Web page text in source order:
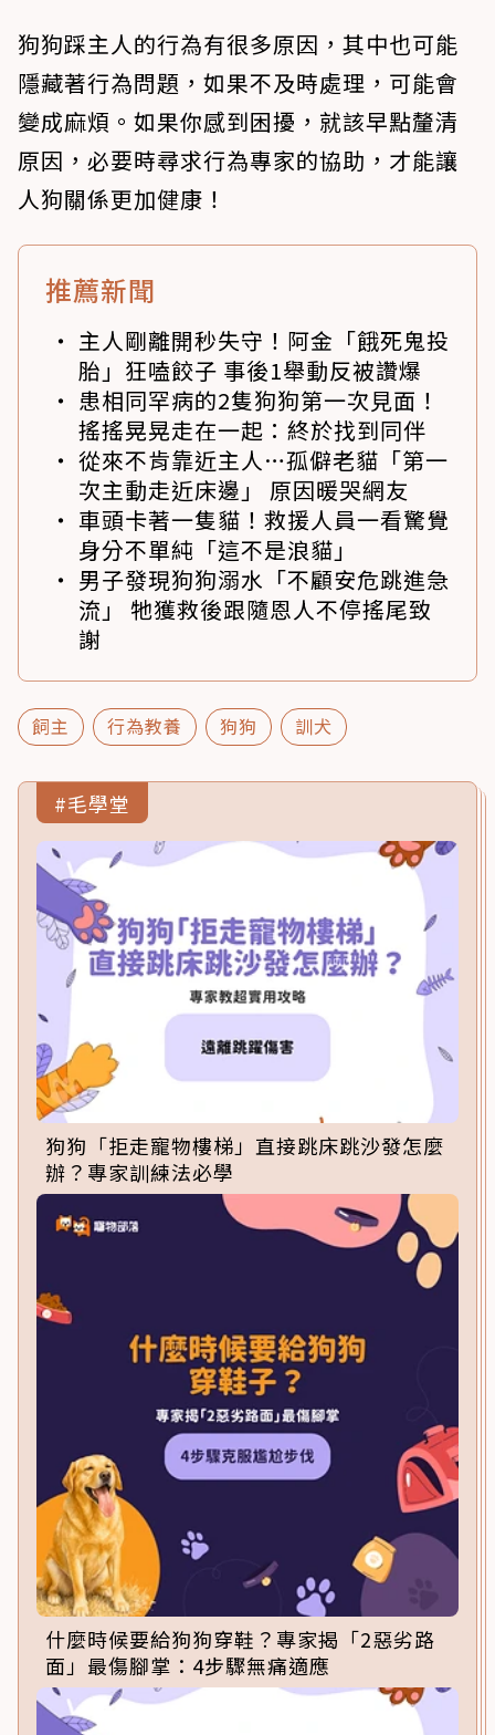
狗狗踩主人的行為有很多原因，其中也可能
隱藏著行為問題，如果不及時處理，可能會
變成麻煩。如果你感到困擾，就該早點釐清
原因，必要時尋求行為專家的協助，才能讓
人狗關係更加健康！
推薦新聞
主人剛離開秒失守！阿金「餓死鬼投
胎」狂嗑餃子 事後1舉動反被讚爆
患相同罕病的2隻狗狗第一次見面！
搖搖晃晃走在一起：終於找到同伴
從來不肯靠近主人…孤僻老貓「第一
次主動走近床邊」 原因暖哭網友
車頭卡著一隻貓！救援人員一看驚覺
身分不單純「這不是浪貓」
男子發現狗狗溺水「不顧安危跳進急
流」 牠獲救後跟隨恩人不停搖尾致
謝
飼主 行為教養 狗狗 訓犬
#毛學堂
狗狗「拒走寵物樓梯」直接跳床跳沙發怎麼
辦？專家訓練法必學
什麼時候要給狗狗穿鞋？專家揭「2惡劣路
面」最傷腳掌：4步驟無痛適應